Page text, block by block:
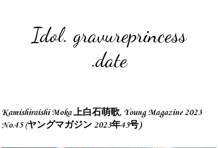
Idol. gravureprincess
.date
Kamishiraishi Moka 上白石萌歌, Young Magazine 2023
No.45 (ヤングマガジン 2023年45号)